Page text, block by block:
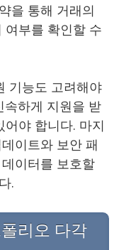
을 통해 거래의
여부를 확인할 수
기능도 고려해야
속하게 지원을 받
야 합니다. 마지
이트와 보안 패
이터를 보호할
.
리오 다각